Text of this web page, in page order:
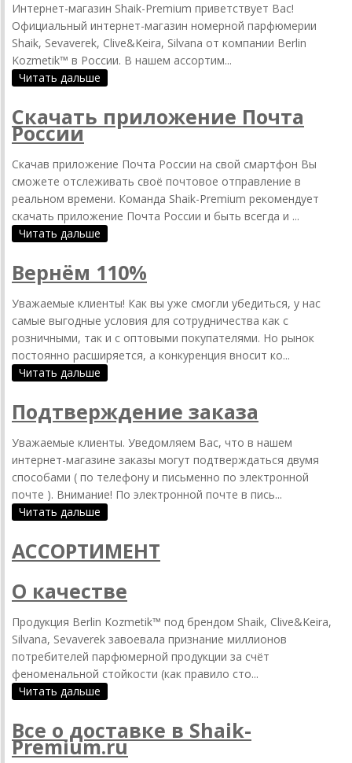
Интернет-магазин Shaik-Premium приветствует Вас!
Официальный интернет-магазин номерной парфюмерии
Shaik, Sevaverek, Clive&Keira, Silvana от компании Berlin
Kozmetik™ в России. В нашем ассортим...
Читать дальше
Скачать приложение Почта
России
Скачав приложение Почта России на свой смартфон Вы
сможете отслеживать своё почтовое отправление в
реальном времени. Команда Shaik-Premium рекомендует
скачать приложение Почта России и быть всегда и ...
Читать дальше
Вернём 110%
Уважаемые клиенты! Как вы уже смогли убедиться, у нас
самые выгодные условия для сотрудничества как с
розничными, так и с оптовыми покупателями. Но рынок
постоянно расширяется, а конкуренция вносит ко...
Читать дальше
Подтверждение заказа
Уважаемые клиенты. Уведомляем Вас, что в нашем
интернет-магазине заказы могут подтверждаться двумя
способами ( по телефону и письменно по электронной
почте ). Внимание! По электронной почте в пись...
Читать дальше
АССОРТИМЕНТ
О качестве
Продукция Berlin Kozmetik™ под брендом Shaik, Clive&Keira,
Silvana, Sevaverek завоевала признание миллионов
потребителей парфюмерной продукции за счёт
феноменальной стойкости (как правило сто...
Читать дальше
Все о доставке в Shaik-
Premium.ru